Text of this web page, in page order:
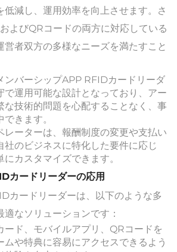
低減し、運用効率を向上させます。さ
よびQRコードの両方に対応している
営者双方の多様なニーズを満たすこと
ンバーシップAPP RFIDカードリーダ
で運用可能な設計となっており、アー
な技術的問題を心配することなく、事
きます。
レーターは、報酬制度の変更や支払い
社のビジネスに特化した要件に応じ
カスタマイズできます。
カードリーダーの応用
カードリーダーは、以下のような多
なソリューションです：
ード、モバイルアプリ、QRコードを
ムや特典に容易にアクセスできるよう